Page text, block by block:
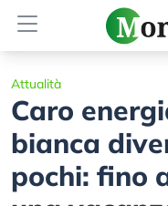
Attualità
Caro
bianca
pochi: fino